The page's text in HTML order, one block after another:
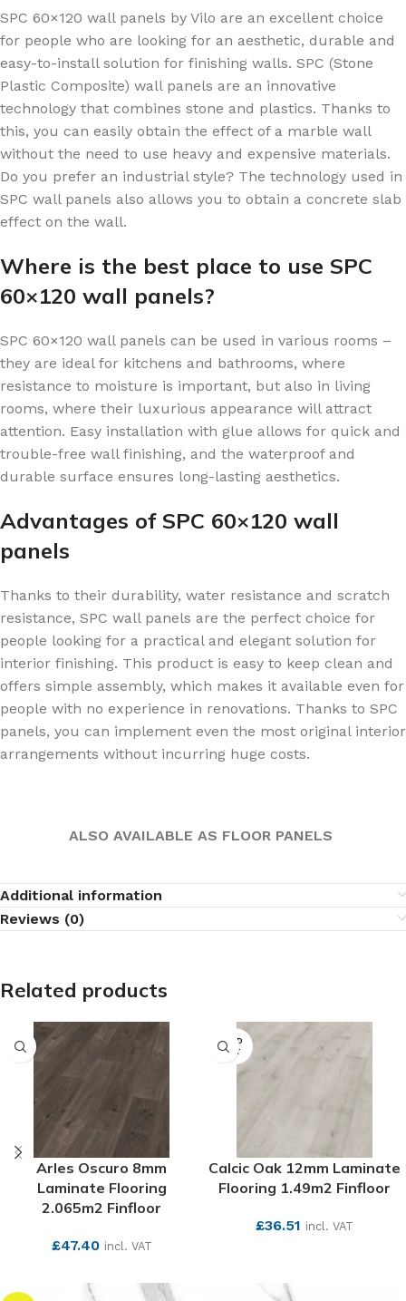
SPC 60×120 wall panels by Vilo are an excellent choice
for people who are looking for an aesthetic, durable and
easy-to-install solution for finishing walls. SPC (Stone
Plastic Composite) wall panels are an innovative
technology that combines stone and plastics. Thanks to
this, you can easily obtain the effect of a marble wall
without the need to use heavy and expensive materials.
Do you prefer an industrial style? The technology used in
SPC wall panels also allows you to obtain a concrete slab
effect on the wall.
Where is the best place to use SPC
60×120 wall panels?
SPC 60×120 wall panels can be used in various rooms –
they are ideal for kitchens and bathrooms, where
resistance to moisture is important, but also in living
rooms, where their luxurious appearance will attract
attention. Easy installation with glue allows for quick and
trouble-free wall finishing, and the waterproof and
durable surface ensures long-lasting aesthetics.
Advantages of SPC 60×120 wall
panels
Thanks to their durability, water resistance and scratch
resistance, SPC wall panels are the perfect choice for
people looking for a practical and elegant solution for
interior finishing. This product is easy to keep clean and
offers simple assembly, which makes it available even for
people with no experience in renovations. Thanks to SPC
panels, you can implement even the most original interior
arrangements without incurring huge costs.
ALSO AVAILABLE AS FLOOR PANELS
Additional information
Reviews (0)
Related products
Arles Oscuro 8mm
Laminate Flooring
2.065m2 Finfloor
£47.40 incl. VAT
SOLD
OUT
Calcic Oak 12mm Laminate
Flooring 1.49m2 Finfloor
£36.51 incl. VAT